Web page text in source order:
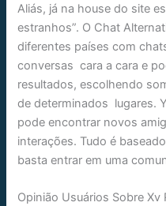
Aliás, já na house do site
estranhos”. O Chat
diferentes países com
conversas cara a cara e
resultados, escolhendo
de determinados lugares.
pode encontrar novos
interações. Tudo é
basta entrar em uma
Opinião Usuários Sobre